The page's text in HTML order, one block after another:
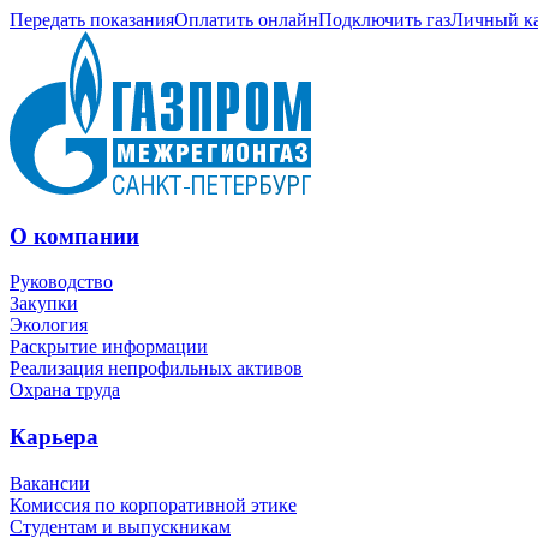
Передать показанияОплатить онлайнПодключить газЛичный
О компании
Руководство
Закупки
Экология
Раскрытие информации
Реализация непрофильных активов
Охрана труда
Карьера
Вакансии
Комиссия по корпоративной этике
Студентам и выпускникам